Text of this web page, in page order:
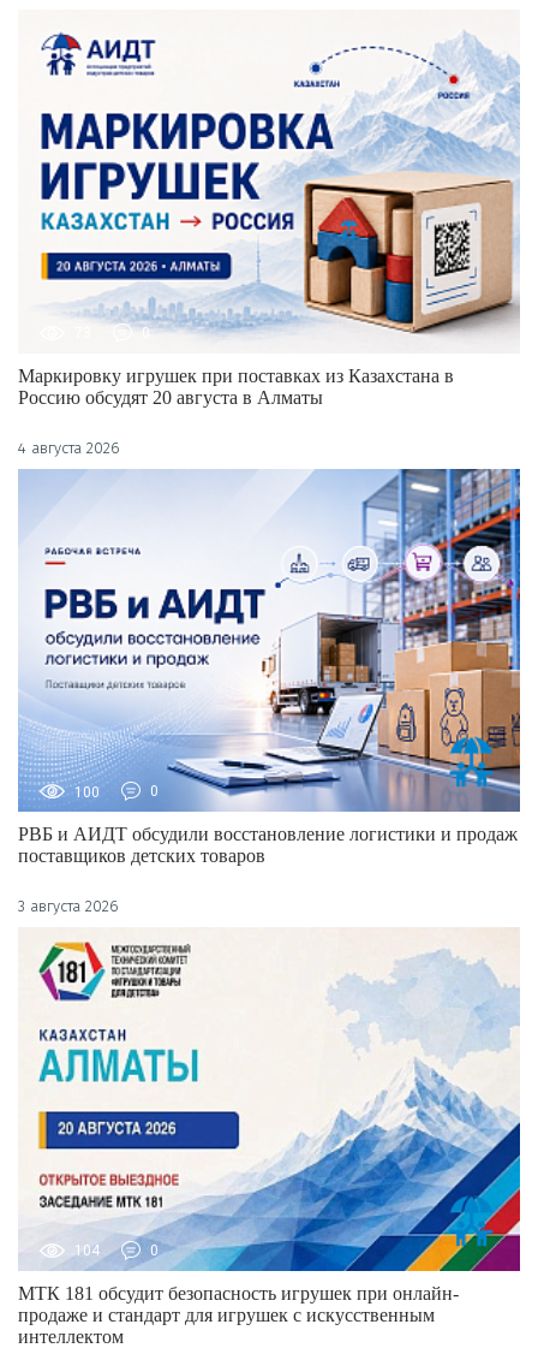
0
Маркировку игрушек при поставках из Казахстана в
Россию обсудят 20 августа в Алматы
4 августа 2026
100 0
РВБ и АИДТ обсудили восстановление логистики и продаж
поставщиков детских товаров
3 августа 2026
104 0
МТК 181 обсудит безопасность игрушек при онлайн-
продаже и стандарт для игрушек с искусственным
интеллектом